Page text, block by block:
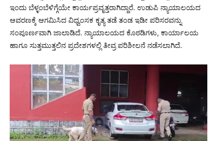
ಇಂದು ಬೆಳ್ಳಂಬೆಳಿಗ್ಗೆಯೇ ಕಾರ್ಯಪ್ರವೃತ್ತರಾಗಿದ್ದಾರೆ. ಉಡುಪಿ ನ್ಯಾಯಾಲಯದ
ಆವರಣಕ್ಕೆ ಆಗಮಿಸಿದ ವಿಧ್ವಂಸಕ ಕೃತ್ಯ ತಡೆ ತಂಡ ಇಡೀ ಪರಿಸರವನ್ನು
ಸಂಪೂರ್ಣವಾಗಿ ಜಾಲಾಡಿದೆ. ನ್ಯಾಯಾಲಯದ ಕೊಠಡಿಗಳು, ಕಾರ್ಯಾಲಯ
ಹಾಗೂ ಸುತ್ತಮುತ್ತಲಿನ ಪ್ರದೇಶಗಳಲ್ಲಿ ತೀವ್ರ ಪರಿಶೀಲನೆ ನಡೆಸಲಾಗಿದೆ.